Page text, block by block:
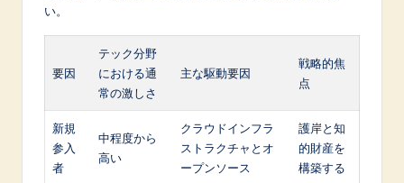
い。
要因
テック分野
における通
常の激しさ
主な駆動要因
戦略的焦
点
新規
参入
者
中程度から
高い
クラウドインフラ
ストラクチャとオ
ープンソース
護岸と知
的財産を
構築する